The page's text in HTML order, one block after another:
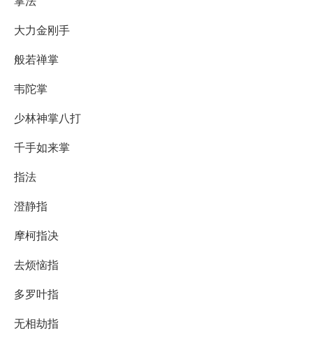
大力金刚手
般若禅掌
韦陀掌
少林神掌八打
千手如来掌
指法
澄静指
摩柯指决
去烦恼指
多罗叶指
无相劫指